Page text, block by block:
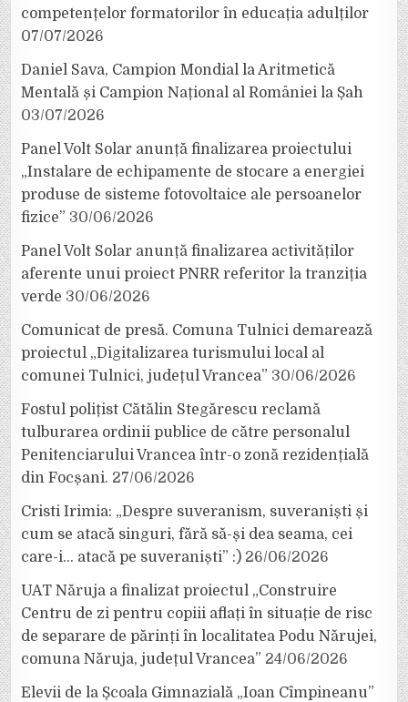
competențelor formatorilor în educația adulților
07/07/2026
Daniel Sava, Campion Mondial la Aritmetică
Mentală și Campion Național al României la Șah
03/07/2026
Panel Volt Solar anunță finalizarea proiectului
„Instalare de echipamente de stocare a energiei
produse de sisteme fotovoltaice ale persoanelor
fizice” 30/06/2026
Panel Volt Solar anunță finalizarea activităților
aferente unui proiect PNRR referitor la tranziția
verde 30/06/2026
Comunicat de presă. Comuna Tulnici demarează
proiectul „Digitalizarea turismului local al
comunei Tulnici, județul Vrancea” 30/06/2026
Fostul polițist Cătălin Stegărescu reclamă
tulburarea ordinii publice de către personalul
Penitenciarului Vrancea într-o zonă rezidențială
din Focșani. 27/06/2026
Cristi Irimia: „Despre suveranism, suveraniști și
cum se atacă singuri, fără să-și dea seama, cei
care-i… atacă pe suveraniști” :) 26/06/2026
UAT Năruja a finalizat proiectul „Construire
Centru de zi pentru copiii aflați în situație de risc
de separare de părinți în localitatea Podu Nărujei,
comuna Năruja, județul Vrancea” 24/06/2026
Elevii de la Școala Gimnazială „Ioan Cîmpineanu”